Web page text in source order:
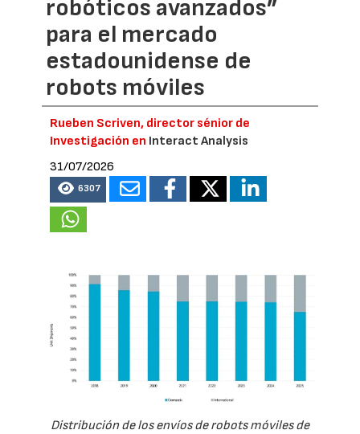
robóticos avanzados”
para el mercado
estadounidense de
robots móviles
Rueben Scriven, director sénior de
Investigación en Interact Analysis
31/07/2026
6307
Distribución de los envíos de robots móviles de